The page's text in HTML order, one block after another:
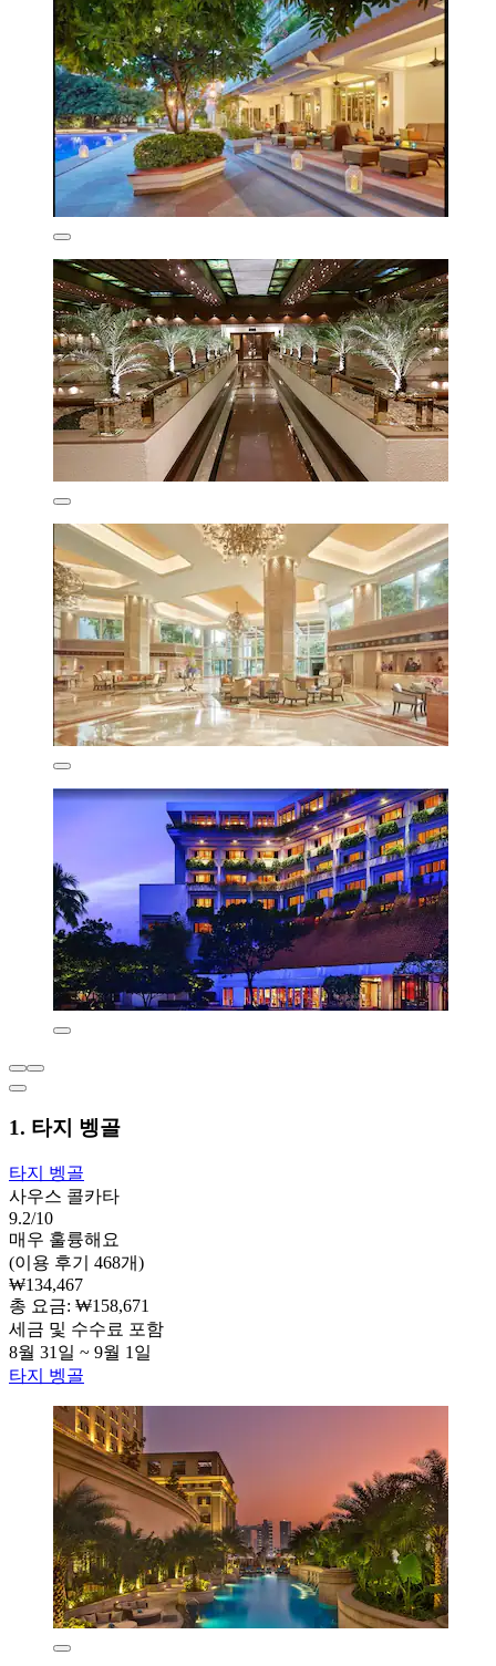
1. 타지 벵골
타지 벵골
사우스 콜카타
9.2/10
매우 훌륭해요
(이용 후기 468개)
₩134,467
총 요금: ₩158,671
세금 및 수수료 포함
8월 31일 ~ 9월 1일
타지 벵골